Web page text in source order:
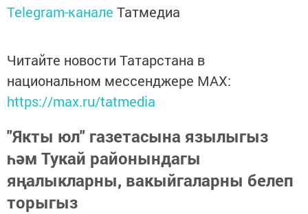
Telegram-канале Татмедиа
Читайте новости Татарстана в
национальном мессенджере MАХ:
https://max.ru/tatmedia
"Якты юл" газетасына язылыгыз
һәм Тукай районындагы
яңалыкларны, вакыйгаларны белеп
торыгыз